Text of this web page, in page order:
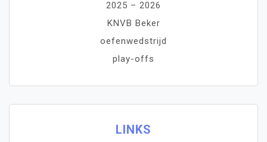
2025 – 2026
KNVB Beker
oefenwedstrijd
play-offs
LINKS